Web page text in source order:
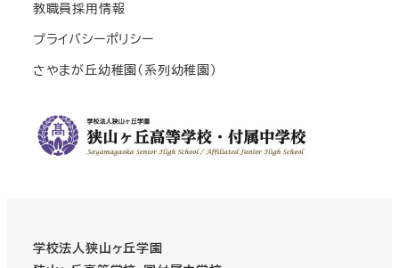
教職員採用情報
プライバシーポリシー
さやまが丘幼稚園(系列幼稚園)
学校法人狭山ヶ丘学園